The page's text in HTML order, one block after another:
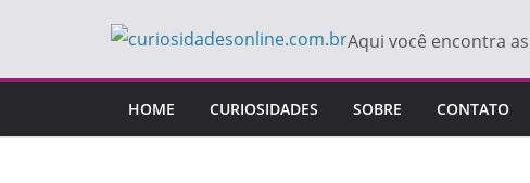
o
Aqui você encontra
HOME CURIOSIDADES SOBRE CONTATO